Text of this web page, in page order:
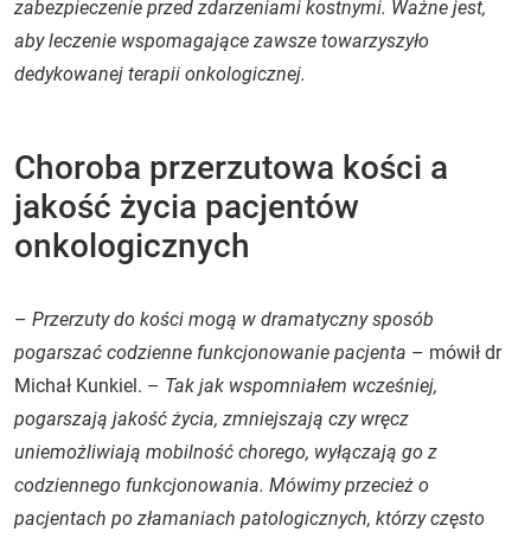
zabezpieczenie przed zdarzeniami kostnymi. Ważne jest,
aby leczenie wspomagające zawsze towarzyszyło
dedykowanej terapii onkologicznej.
Choroba przerzutowa kości a
jakość życia pacjentów
onkologicznych
– Przerzuty do kości mogą w dramatyczny sposób
pogarszać codzienne funkcjonowanie pacjenta – mówił dr
Michał Kunkiel. – Tak jak wspomniałem wcześniej,
pogarszają jakość życia, zmniejszają czy wręcz
uniemożliwiają mobilność chorego, wyłączają go z
codziennego funkcjonowania. Mówimy przecież o
pacjentach po złamaniach patologicznych, którzy często